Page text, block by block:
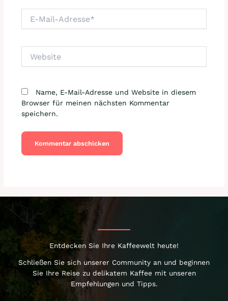
Mail-
Name, E-Mail-Adresse und Website in diesem
Browser für meinen nächsten Kommentar
speichern.
Entdecken Sie Ihre Kaffeewelt heute!
Schließen Sie sich unserer Community an und beginnen
Sie Ihre Reise zu delikatem Kaffee mit unseren
Empfehlungen und Tipps.